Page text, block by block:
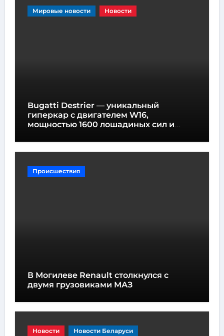
Мировые новости Новости
Bugatti Destrier — уникальный
гиперкар с двигателем W16,
мощностью 1600 лошадиных сил и
Происшествия
В Могилеве Renault столкнулся с
двумя грузовиками МАЗ
Новости Новости Беларуси